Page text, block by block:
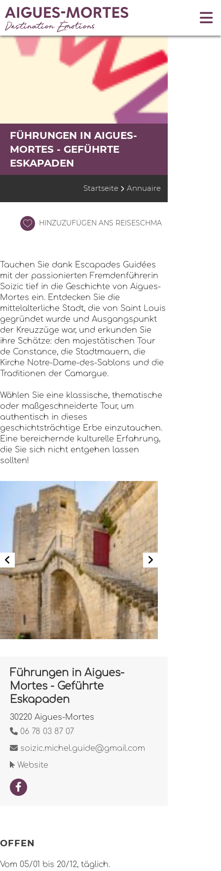
FÜHRUNGEN IN AIGUES-
MORTES - GEFÜHRTE
ESKAPADEN
Startseite Annuaire
HINZUZUFÜGEN ANS REISESCHMA
Tauchen Sie dank Escapades Guidées
mit der passionierten Fremdenführerin
Soizic tief in die Geschichte von Aigues-
Mortes ein. Entdecken Sie die
mittelalterliche Stadt, die von Saint Louis
gegründet wurde und Ausgangspunkt
der Kreuzzüge war, und erkunden Sie
ihre Schätze: den majestätischen Tour
de Constance, die Stadtmauern, die
Kirche Notre-Dame-des-Sablons und die
Traditionen der Camargue.
Wählen Sie eine klassische, thematische
oder maßgeschneiderte Tour, um
authentisch in dieses
geschichtsträchtige Erbe einzutauchen.
Eine bereichernde kulturelle Erfahrung,
die Sie sich nicht entgehen lassen
sollten!
Führungen in Aigues-
Mortes - Geführte
Eskapaden
30220 Aigues-Mortes
06 78 03 87 07
soizic.michel.guide@gmail.com
Website
OFFEN
Vom 05/01 bis 20/12, täglich.